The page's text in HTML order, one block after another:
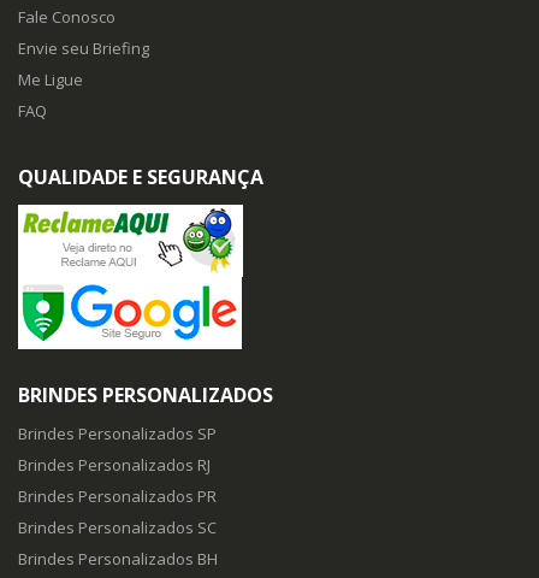
Fale Conosco
Envie seu Briefing
Me Ligue
FAQ
QUALIDADE E SEGURANÇA
BRINDES PERSONALIZADOS
Brindes Personalizados SP
Brindes Personalizados RJ
Brindes Personalizados PR
Brindes Personalizados SC
Brindes Personalizados BH